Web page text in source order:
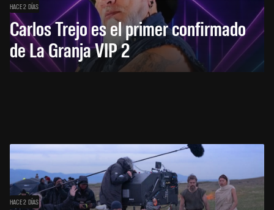
HACE 2 DÍAS
Carlos Trejo es el primer confirmado
de La Granja VIP 2
HACE 2 DÍAS